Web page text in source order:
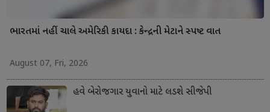
ભારતમાં નહીં ચાલે અમેરિકી કાયદા : કેન્દ્રની મેટાને સ્પષ્ટ વાત
August 07, Fri, 2026
હવે બેરોજગાર યુવાનો માટે લડશે સીજેપી